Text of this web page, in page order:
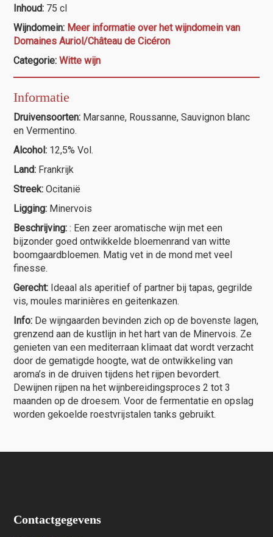
Réserve
blanc
aantal
Inhoud: 75 cl
Wijndomein: Meer informatie over het wijndomein van
Domaines Auriol/Château de Cicéron
Categorie:Witte wijn
Informatie
Druivensoorten: Marsanne, Roussanne, Sauvignon blanc
en Vermentino.
Alcohol: 12,5% Vol.
Land: Frankrijk
Streek: Ocitanië
Ligging: Minervois
Beschrijving: : Een zeer aromatische wijn met een
bijzonder goed ontwikkelde bloemenrand van witte
boomgaardbloemen. Matig vet in de mond met veel
finesse.
Gerecht: Ideaal als aperitief of partner bij tapas, gegrilde
vis, moules marinières en geitenkazen.
Info: De wijngaarden bevinden zich op de bovenste lagen,
grenzend aan de kustlijn in het hart van de Minervois. Ze
genieten van een mediterraan klimaat dat wordt verzacht
door de gematigde hoogte, wat de ontwikkeling van
aroma’s in de druiven tijdens het rijpen bevordert.
Dewijnen rijpen na het wijnbereidingsproces 2 tot 3
maanden op de droesem. Voor de fermentatie en opslag
worden gekoelde roestvrijstalen tanks gebruikt.
Contactgegevens